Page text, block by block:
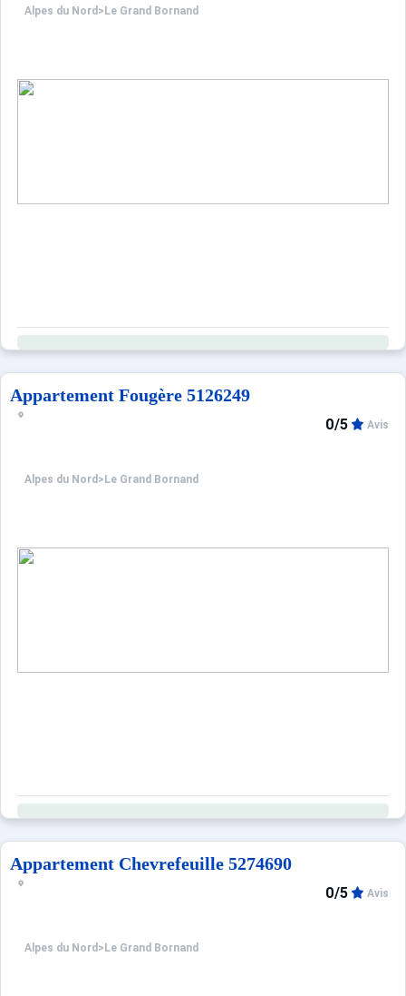
Alpes du Nord > Le Grand Bornand
Appartement Fougère 5126249
Alpes du Nord > Le Grand Bornand
0/5 Avis
Appartement Chevrefeuille 5274690
Alpes du Nord > Le Grand Bornand
0/5 Avis